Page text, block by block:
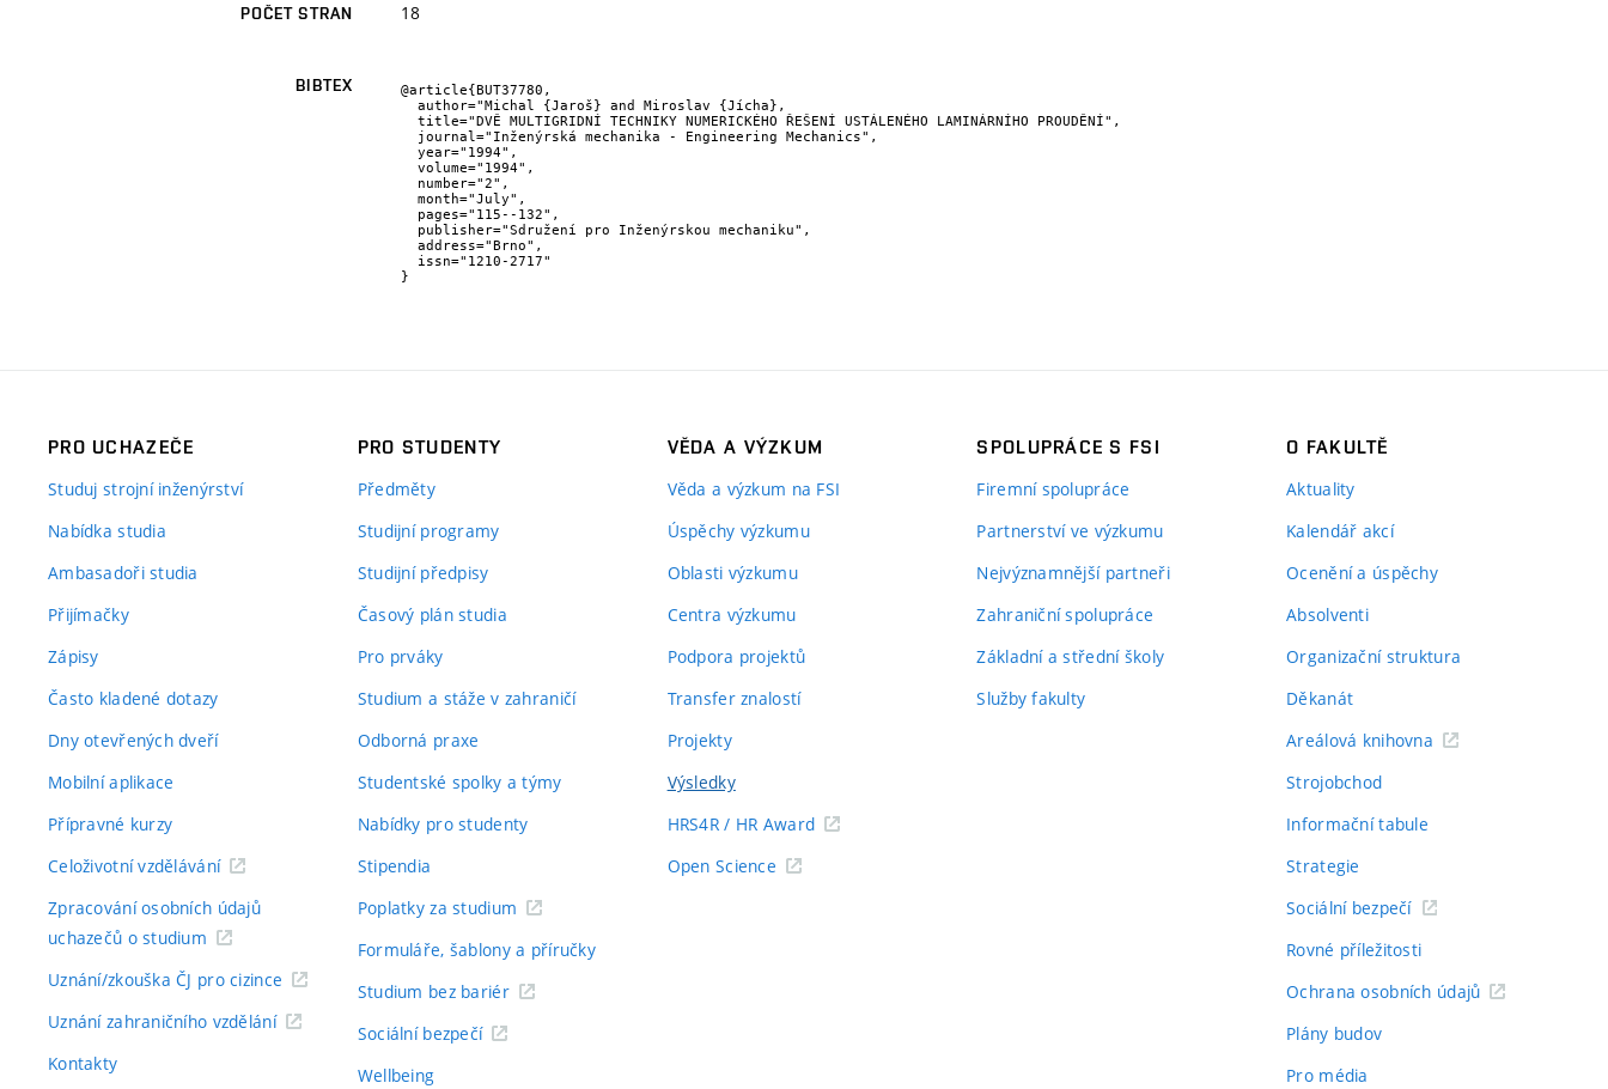
POČET STRAN 18
BIBTEX
@article{BUT37780,
}
PRO UCHAZEČE
Studuj strojní inženýrství
Nabídka studia
Ambasadoři studia
Přijímačky
Zápisy
Často kladené dotazy
Dny otevřených dveří
Mobilní aplikace
Přípravné kurzy
Celoživotní vzdělávání
Zpracování osobních údajů
uchazečů o studium
Uznání/zkouška ČJ pro cizince
Uznání zahraničního vzdělání
Kontakty
PRO STUDENTY
Předměty
Studijní programy
Studijní předpisy
Časový plán studia
Pro prváky
Studium a stáže v zahraničí
Odborná praxe
Studentské spolky a týmy
Nabídky pro studenty
Stipendia
Poplatky za studium
Formuláře, šablony a příručky
Studium bez bariér
Sociální bezpečí
Wellbeing
VĚDA A VÝZKUM
Věda a výzkum na FSI
Úspěchy výzkumu
Oblasti výzkumu
Centra výzkumu
Podpora projektů
Transfer znalostí
Projekty
Výsledky
HRS4R / HR Award
Open Science
SPOLUPRÁCE S FSI
Firemní spolupráce
Partnerství ve výzkumu
Nejvýznamnější partneři
Zahraniční spolupráce
Základní a střední školy
Služby fakulty
O FAKULTĚ
Aktuality
Kalendář akcí
Ocenění a úspěchy
Absolventi
Organizační struktura
Děkanát
Areálová knihovna
Strojobchod
Informační tabule
Strategie
Sociální bezpečí
Rovné příležitosti
Ochrana osobních údajů
Plány budov
Pro média